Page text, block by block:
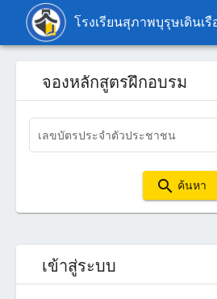
โรงเรียนสุภาพบุรุษเดินเรื
จองหลักสูตรฝึกอบรม
เลขบัตรประจำตัวประชาชน
search ค้นหา
เข้าสู่ระบบ